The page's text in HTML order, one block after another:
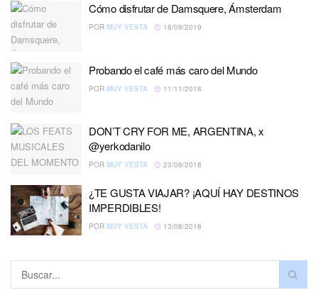
Cómo disfrutar de Damsquere, Ámsterdam
POR MUY VESTA 18/09/2019
Probando el café más caro del Mundo
POR MUY VESTA 11/11/2018
DON’T CRY FOR ME, ARGENTINA, x
@yerkodanilo
POR MUY VESTA 23/08/2018
¿TE GUSTA VIAJAR? ¡AQUÍ HAY DESTINOS
IMPERDIBLES!
POR MUY VESTA 13/08/2018